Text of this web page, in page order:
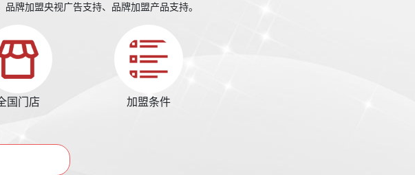
牌加盟央视广告支持、品牌加盟产品支持。
国门店 加盟条件